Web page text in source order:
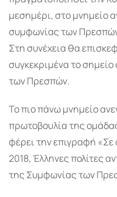
μεσημέρι, στο μνημείο
συμφωνίας των
Στη συνέχεια θα
συγκεκριμένα το
των Πρεσπών.
Το πιο πάνω μνημείο
πρωτοβουλία της
φέρει την επιγραφή «Σε
2018, Έλληνες πολίτες
της Συμφωνίας των